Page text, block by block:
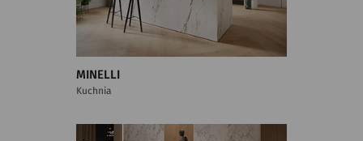
MINELLI
Kuchnia